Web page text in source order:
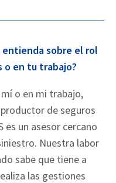
sobre el rol
o en tu trabajo?
o en mi trabajo,
de seguros
es un asesor cercano
Nuestra labor
sabe que tiene a
las gestiones